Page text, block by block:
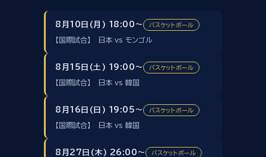
8月10日(月) 18:00～ バスケットボール
【国際試合】 日本 vs モンゴル
8月15日(土) 19:00～ バスケットボール
【国際試合】 日本 vs 韓国
8月16日(日) 19:05～ バスケットボール
【国際試合】 日本 vs 韓国
8月27日(木) 26:00～ バスケットボール